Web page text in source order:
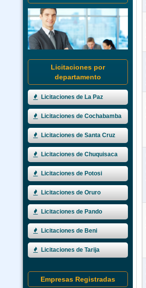
Licitaciones por
departamento
Licitaciones de La Paz
Licitaciones de Cochabamba
Licitaciones de Santa Cruz
Licitaciones de Chuquisaca
Licitaciones de Potosi
Licitaciones de Oruro
Licitaciones de Pando
Licitaciones de Beni
Licitaciones de Tarija
Empresas Registradas